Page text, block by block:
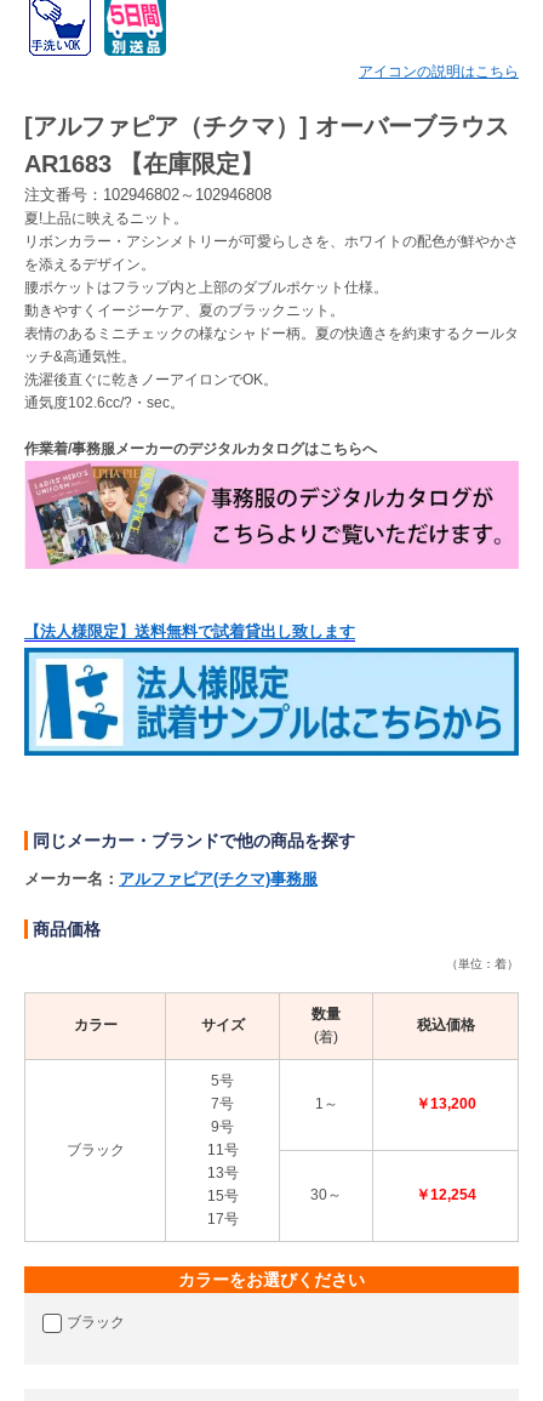
アイコンの説明はこちら
[アルファピア（チクマ）] オーバーブラウス
AR1683 【在庫限定】
注文番号：102946802～102946808
夏!上品に映えるニット。
リボンカラー・アシンメトリーが可愛らしさを、ホワイトの配色が鮮やかさ
を添えるデザイン。
腰ポケットはフラップ内と上部のダブルポケット仕様。
動きやすくイージーケア、夏のブラックニット。
表情のあるミニチェックの様なシャドー柄。夏の快適さを約束するクールタ
ッチ&高通気性。
洗濯後直ぐに乾きノーアイロンでOK。
通気度102.6cc/?・sec。
作業着/事務服メーカーのデジタルカタログはこちらへ
【法人様限定】送料無料で試着貸出し致します
同じメーカー・ブランドで他の商品を探す
メーカー名： アルファピア(チクマ)事務服
商品価格
（単位：着）
カラー サイズ
数量
(着)
税込価格
ブラック
5号
7号
9号
11号
13号
15号
17号
1～ ￥13,200
30～ ￥12,254
カラーをお選びください
ブラック